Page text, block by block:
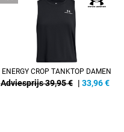
ENERGY CROP TANKTOP DAMEN
Adviesprijs 39,95 € | 33,96€